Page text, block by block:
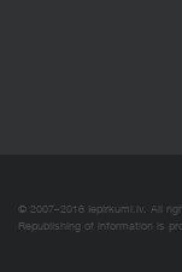
© 2007–2016 Iepirkumi.lv. All
Republishing of information is